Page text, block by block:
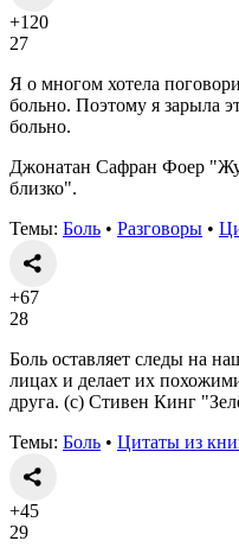
+120
27
Я о многом хотела
больно. Поэтому я зарыла
больно.
Джонатан Сафран Фоер
близко".
Темы: Боль • Разговоры •
+67
28
Боль оставляет следы на
лицах и делает их
друга. (с) Стивен Кинг
Темы: Боль • Цитаты из
+45
29